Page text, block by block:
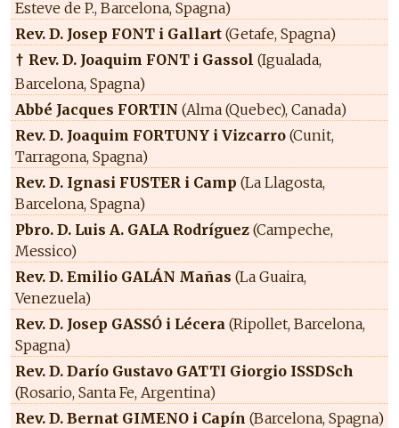
Esteve de P., Barcelona, Spagna)
Rev. D. Josep FONT i Gallart (Getafe, Spagna)
† Rev. D. Joaquim FONT i Gassol (Igualada,
Barcelona, Spagna)
Abbé Jacques FORTIN (Alma (Quebec), Canada)
Rev. D. Joaquim FORTUNY i Vizcarro (Cunit,
Tarragona, Spagna)
Rev. D. Ignasi FUSTER i Camp (La Llagosta,
Barcelona, Spagna)
Pbro. D. Luis A. GALA Rodríguez (Campeche,
Messico)
Rev. D. Emilio GALÁN Mañas (La Guaira,
Venezuela)
Rev. D. Josep GASSÓ i Lécera (Ripollet, Barcelona,
Spagna)
Rev. D. Darío Gustavo GATTI Giorgio ISSDSch
(Rosario, Santa Fe, Argentina)
Rev. D. Bernat GIMENO i Capín (Barcelona, Spagna)